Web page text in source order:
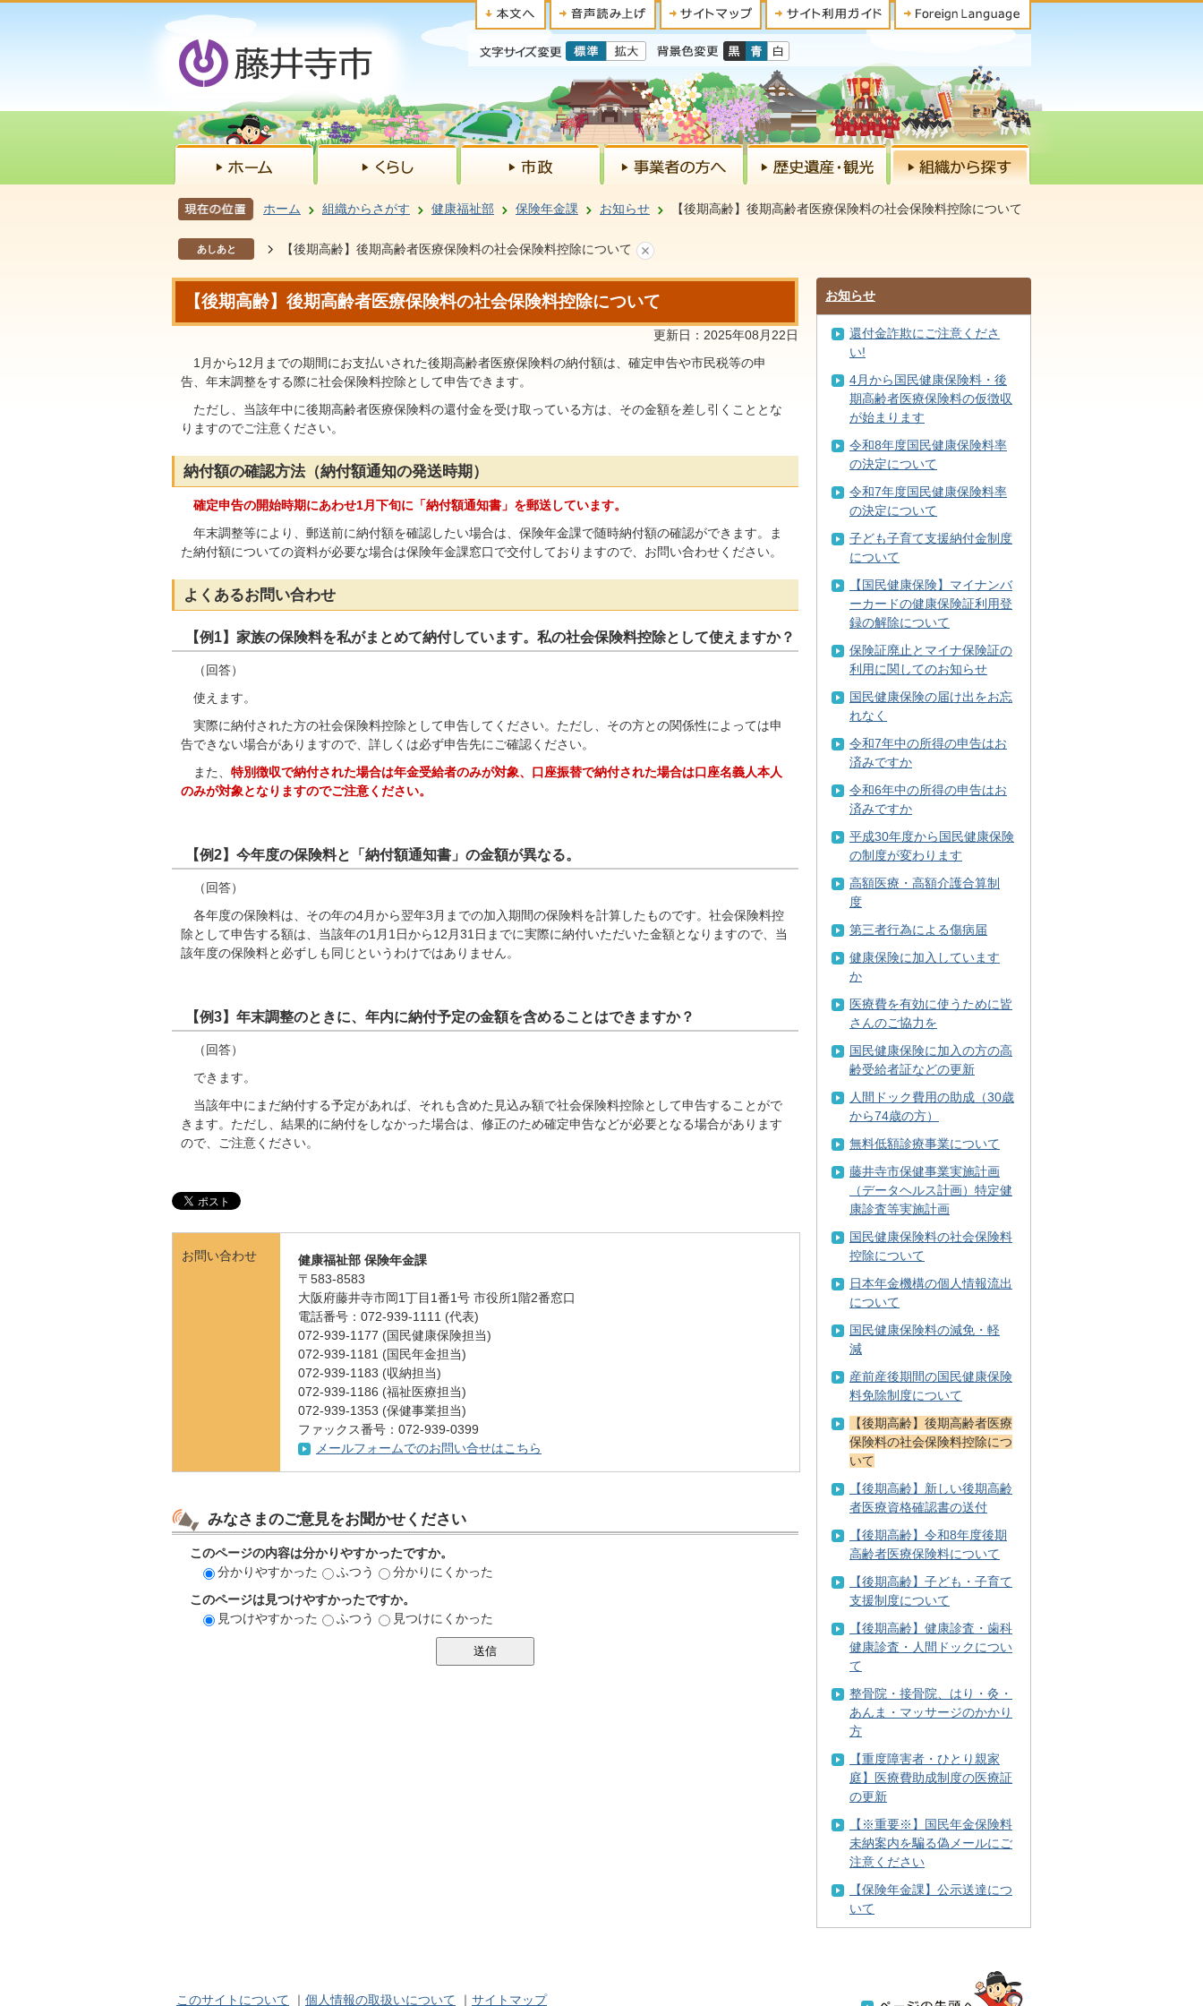
ホーム 組織からさがす 健康福祉部 保険年金課 お知らせ 【後期高齢】後期高齢者医療保険料の社会保険料控除について
あしあと 【後期高齢】後期高齢者医療保険料の社会保険料控除について
【後期高齢】後期高齢者医療保険料の社会保険料控除について
更新日：2025年08月22日
1月から12月までの期間にお支払いされた後期高齢者医療保険料の納付額は、確定申告や市民税等の申
告、年末調整をする際に社会保険料控除として申告できます。
ただし、当該年中に後期高齢者医療保険料の還付金を受け取っている方は、その金額を差し引くこととな
りますのでご注意ください。
納付額の確認方法（納付額通知の発送時期）
確定申告の開始時期にあわせ1月下旬に「納付額通知書」を郵送しています。
年末調整等により、郵送前に納付額を確認したい場合は、保険年金課で随時納付額の確認ができます。ま
た納付額についての資料が必要な場合は保険年金課窓口で交付しておりますので、お問い合わせください。
よくあるお問い合わせ
【例1】家族の保険料を私がまとめて納付しています。私の社会保険料控除として使えますか？
（回答）
使えます。
実際に納付された方の社会保険料控除として申告してください。ただし、その方との関係性によっては申
告できない場合がありますので、詳しくは必ず申告先にご確認ください。
また、 特別徴収で納付された場合は年金受給者のみが対象、口座振替で納付された場合は口座名義人本人
のみが対象となりますのでご注意ください。
【例2】今年度の保険料と「納付額通知書」の金額が異なる。
（回答）
各年度の保険料は、その年の4月から翌年3月までの加入期間の保険料を計算したものです。社会保険料控
除として申告する額は、当該年の1月1日から12月31日までに実際に納付いただいた金額となりますので、当
該年度の保険料と必ずしも同じというわけではありません。
【例3】年末調整のときに、年内に納付予定の金額を含めることはできますか？
（回答）
できます。
当該年中にまだ納付する予定があれば、それも含めた見込み額で社会保険料控除として申告することがで
きます。ただし、結果的に納付をしなかった場合は、修正のため確定申告などが必要となる場合があります
ので、ご注意ください。
お問い合わせ
健康福祉部 保険年金課
〒583-8583
大阪府藤井寺市岡1丁目1番1号 市役所1階2番窓口
電話番号：072-939-1111 (代表)
072-939-1177 (国民健康保険担当)
072-939-1181 (国民年金担当)
072-939-1183 (収納担当)
072-939-1186 (福祉医療担当)
072-939-1353 (保健事業担当)
ファックス番号：072-939-0399
メールフォームでのお問い合せはこちら
みなさまのご意見をお聞かせください
このページの内容は分かりやすかったですか。
分かりやすかった
ふつう
分かりにくかった
このページは見つけやすかったですか。
見つけやすかった
ふつう 見つけにくかった
お知らせ
還付金詐欺にご注意くださ
い!
4月から国民健康保険料・後
期高齢者医療保険料の仮徴収
が始まります
令和8年度国民健康保険料率
の決定について
令和7年度国民健康保険料率
の決定について
子ども子育て支援納付金制度
について
【国民健康保険】マイナンバ
ーカードの健康保険証利用登
録の解除について
保険証廃止とマイナ保険証の
利用に関してのお知らせ
国民健康保険の届け出をお忘
れなく
令和7年中の所得の申告はお
済みですか
令和6年中の所得の申告はお
済みですか
平成30年度から国民健康保険
の制度が変わります
高額医療・高額介護合算制
度
第三者行為による傷病届
健康保険に加入しています
か
医療費を有効に使うために皆
さんのご協力を
国民健康保険に加入の方の高
齢受給者証などの更新
人間ドック費用の助成（30歳
から74歳の方）
無料低額診療事業について
藤井寺市保健事業実施計画
（データヘルス計画）特定健
康診査等実施計画
国民健康保険料の社会保険料
控除について
日本年金機構の個人情報流出
について
国民健康保険料の減免・軽
減
産前産後期間の国民健康保険
料免除制度について
【後期高齢】後期高齢者医療
保険料の社会保険料控除につ
いて
【後期高齢】新しい後期高齢
者医療資格確認書の送付
【後期高齢】令和8年度後期
高齢者医療保険料について
【後期高齢】子ども・子育て
支援制度について
【後期高齢】健康診査・歯科
健康診査・人間ドックについ
て
整骨院・接骨院、はり・灸・
あんま・マッサージのかかり
方
【重度障害者・ひとり親家
庭】医療費助成制度の医療証
の更新
【※重要※】国民年金保険料
未納案内を騙る偽メールにご
注意ください
【保険年金課】公示送達につ
いて
このサイトについて ｜ 個人情報の取扱いについて ｜ サイトマップ